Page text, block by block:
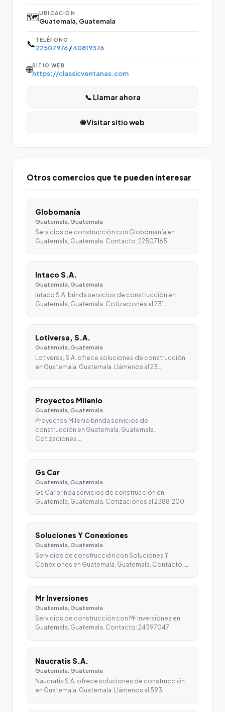
🗺️UBICACIÓN
Guatemala, Guatemala
📞 TELÉFONO
22507976/40819376
🌐SITIO WEB
https://classicventanas.com
📞 Llamar ahora
🌐 Visitar sitio web
Otros comercios que te pueden interesar
Globomanía
Guatemala, Guatemala
Servicios de construcción con Globomanía en
Guatemala, Guatemala. Contacto: 22507165.
Intaco S.A.
Guatemala, Guatemala
Intaco S.A. brinda servicios de construcción en
Guatemala, Guatemala. Cotizaciones al 231…
Lotiversa, S.A.
Guatemala, Guatemala
Lotiversa, S.A. ofrece soluciones de construcción
en Guatemala, Guatemala. Llámenos al 23…
Proyectos Milenio
Guatemala, Guatemala
Proyectos Milenio brinda servicios de
construcción en Guatemala, Guatemala.
Cotizaciones …
Gs Car
Guatemala, Guatemala
Gs Car brinda servicios de construcción en
Guatemala, Guatemala. Cotizaciones al 23881200.
Soluciones Y Conexiones
Guatemala, Guatemala
Servicios de construcción con Soluciones Y
Conexiones en Guatemala, Guatemala. Contacto: …
Mr Inversiones
Guatemala, Guatemala
Servicios de construcción con Mr Inversiones en
Guatemala, Guatemala. Contacto: 24397047.
Naucratis S.A.
Guatemala, Guatemala
Naucratis S.A. ofrece soluciones de construcción
en Guatemala, Guatemala. Llámenos al 593…